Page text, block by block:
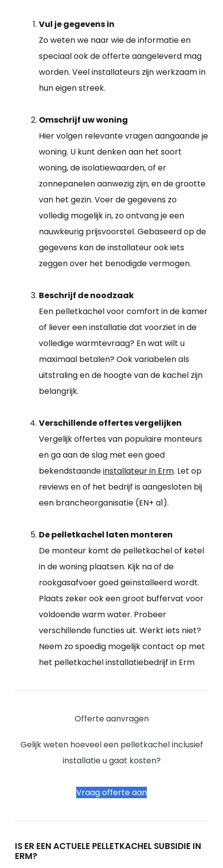
Vul je gegevens in
Zo weten we naar wie de informatie en
speciaal ook de offerte aangeleverd mag
worden. Veel installateurs zijn werkzaam in
hun eigen streek.
Omschrijf uw woning
Hier volgen relevante vragen aangaande je
woning. U kunt denken aan het soort
woning, de isolatiewaarden, of er
zonnepanelen aanwezig zijn, en de grootte
van het gezin. Voer de gegevens zo
volledig mogelijk in, zo ontvang je een
nauwkeurig prijsvoorstel. Gebaseerd op de
gegevens kan de installateur ook iets
zeggen over het benodigde vermogen.
Beschrijf de noodzaak
Een pelletkachel voor comfort in de kamer
of liever een installatie dat voorziet in de
volledige warmtevraag? En wat wilt u
maximaal betalen? Ook variabelen als
uitstraling en de hoogte van de kachel zijn
belangrijk.
Verschillende offertes vergelijken
Vergelijk offertes van populaire monteurs
en ga aan de slag met een goed
bekendstaandeinstallateur in Erm. Let op
reviews en of het bedrijf is aangesloten bij
een brancheorganisatie (EN+ a1).
De pelletkachel laten monteren
De monteur komt de pelletkachel of ketel
in de woning plaatsen. Kijk na of de
rookgasafvoer goed geïnstalleerd wordt.
Plaats zeker ook een groot buffervat voor
voldoende warm water. Probeer
verschillende functies uit. Werkt iets niet?
Neem zo spoedig mogelijk contact op met
het pelletkachel installatiebedrijf in Erm
Offerte aanvragen
Gelijk weten hoeveel een pelletkachel inclusief
installatie u gaat kosten?
Vraag offerte aan
IS ER EEN ACTUELE PELLETKACHEL SUBSIDIE IN
ERM?